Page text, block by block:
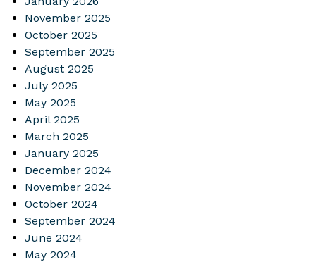
November 2025
October 2025
September 2025
August 2025
July 2025
May 2025
April 2025
March 2025
January 2025
December 2024
November 2024
October 2024
September 2024
June 2024
May 2024